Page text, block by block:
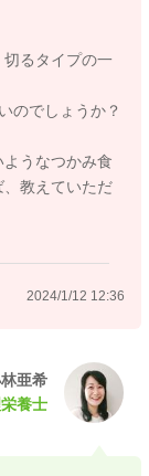
るタイプの一
のでしょうか？
うなつかみ食
教えていただ
2024/1/12 12:36
亜希
養士